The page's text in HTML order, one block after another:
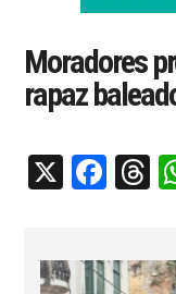
Moradores
rapaz
X